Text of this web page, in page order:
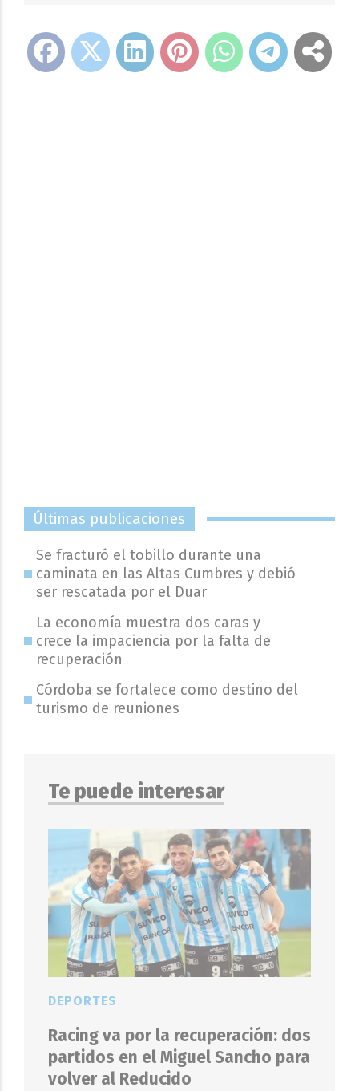
Últimas publicaciones
Se fracturó el tobillo durante una
caminata en las Altas Cumbres y debió
ser rescatada por el Duar
La economía muestra dos caras y
crece la impaciencia por la falta de
recuperación
Córdoba se fortalece como destino del
turismo de reuniones
Te puede interesar
Racing va por la recuperación: dos
partidos en el Miguel Sancho para
volver al Reducido
DEPORTES